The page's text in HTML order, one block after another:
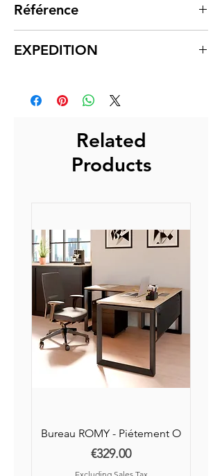
Référence
EXPEDITION
L'expédition consiste à l'envoi de
plateformes à nos transporteurs
assurant la livraison finale.
La livraison s'effectue entre 3 et 5
Related
Products
Bureau ROMY - Piétement O
Price
€329.00